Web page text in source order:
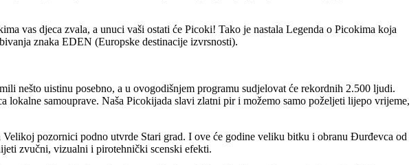
vas djeca zvala, a unuci vaši ostati će Picoki! Tako je nastala Legenda o Picokima koja
znaka EDEN (Europske destinacije izvrsnosti).
nešto uistinu posebno, a u ovogodišnjem programu sudjelovat će rekordnih 2.500 ljudi.
samouprave. Naša Picokijada slavi zlatni pir i možemo samo poželjeti lijepo vrijeme,
pozornici podno utvrde Stari grad. I ove će godine veliku bitku i obranu Đurđevca od
zvučni, vizualni i pirotehnički scenski efekti.